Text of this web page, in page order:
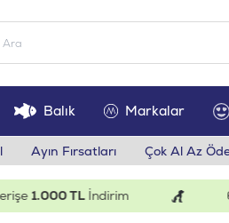
Balık Markalar
Ayın Fırsatları Çok Al Az
1.000 TLİndirim